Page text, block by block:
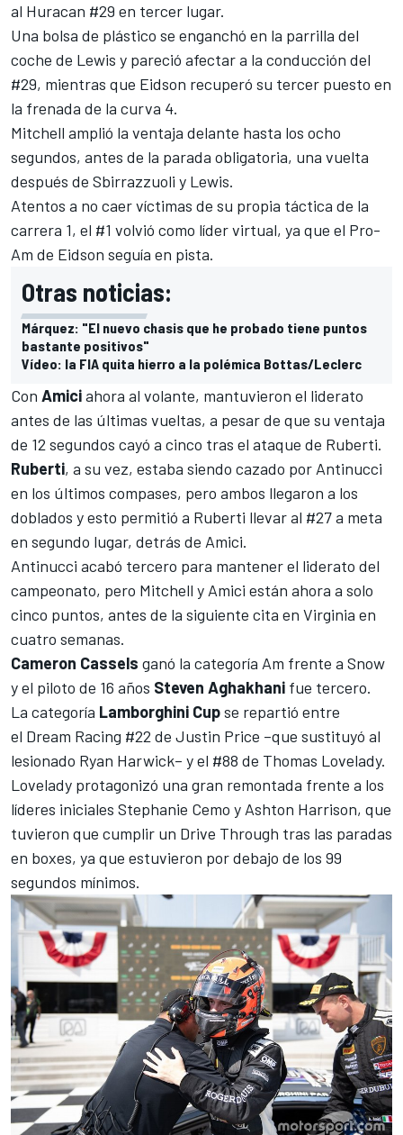
al Huracan #29 en tercer lugar.
Una bolsa de plástico se enganchó en la parrilla del
coche de Lewis y pareció afectar a la conducción del
#29, mientras que Eidson recuperó su tercer puesto en
la frenada de la curva 4.
Mitchell amplió la ventaja delante hasta los ocho
segundos, antes de la parada obligatoria, una vuelta
después de Sbirrazzuoli y Lewis.
Atentos a no caer víctimas de su propia táctica de la
carrera 1, el #1 volvió como líder virtual, ya que el Pro-
Am de Eidson seguía en pista.
Otras noticias:
Márquez: "El nuevo chasis que he probado tiene puntos
bastante positivos"
Vídeo: la FIA quita hierro a la polémica Bottas/Leclerc
Con Amiciahora al volante, mantuvieron el liderato
antes de las últimas vueltas, a pesar de que su ventaja
de 12 segundos cayó a cinco tras el ataque de Ruberti.
Ruberti, a su vez, estaba siendo cazado por Antinucci
en los últimos compases, pero ambos llegaron a los
doblados y esto permitió a Ruberti llevar al #27 a meta
en segundo lugar, detrás de Amici.
Antinucci acabó tercero para mantener el liderato del
campeonato, pero Mitchell y Amici están ahora a solo
cinco puntos, antes de la siguiente cita en Virginia en
cuatro semanas.
Cameron Cassels ganó la categoría Am frente a Snow
y el piloto de 16 años Steven Aghakhani fue tercero.
La categoría Lamborghini Cupse repartió entre
el Dream Racing #22 de Justin Price –que sustituyó al
lesionado Ryan Harwick– y el #88 de Thomas Lovelady.
Lovelady protagonizó una gran remontada frente a los
líderes iniciales Stephanie Cemo y Ashton Harrison, que
tuvieron que cumplir un Drive Through tras las paradas
en boxes, ya que estuvieron por debajo de los 99
segundos mínimos.